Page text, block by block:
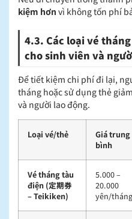
kiệm hơn vì không tốn phí
4.3. Các loại vé
cho sinh viên và
Để tiết kiệm chi phí đi lại,
tháng hoặc sử dụng thẻ
và người lao động.
Loại vé/thẻ
Giá trung
bình
Vé tháng tàu
điện (定期券
– Teikiken)
5.000 –
20.000
yên/tháng